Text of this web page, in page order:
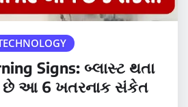
Signs: બ્લાસ્ટ થતા
છે આ 6 ખતરનાક સંકેત